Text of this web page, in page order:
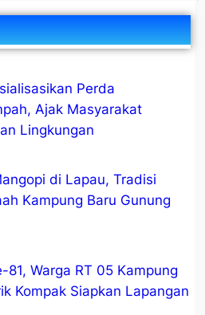
Perda
Ajak Masyarakat
Lingkungan
di Lapau, Tradisi
Kampung Baru Gunung
81, Warga RT 05 Kampung
Kompak Siapkan Lapangan